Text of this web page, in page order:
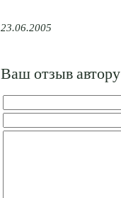
23.06.2005
Ваш отзыв автору